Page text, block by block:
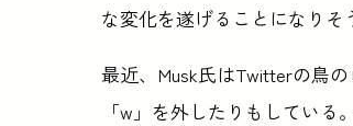
な変化を遂げることになりそ
最近、Musk氏はTwitterの鳥
「w」を外したりもしている